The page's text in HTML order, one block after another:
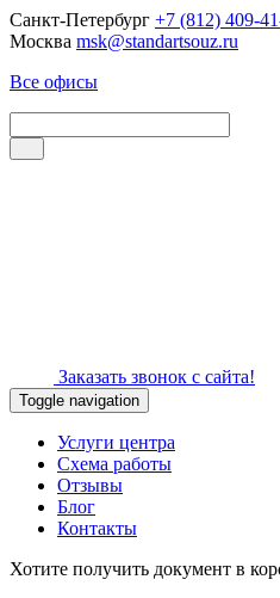
Санкт-Петербург +7 (812) 409-
Москва msk@standartsouz.ru
Все офисы
Заказать звонок с сайта!
Toggle navigation
Услуги центра
Схема работы
Отзывы
Блог
Контакты
Хотите получить документ в